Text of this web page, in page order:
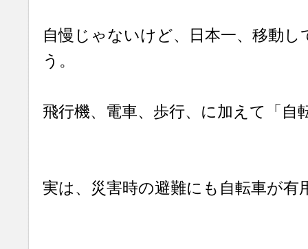
自慢じゃないけど、日本一、移動し
う。
飛行機、電車、歩行、に加えて「自
実は、災害時の避難にも自転車が有